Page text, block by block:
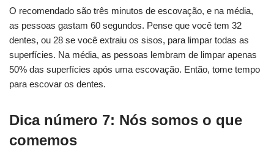
O recomendado são três minutos de escovação, e na média,
as pessoas gastam 60 segundos. Pense que você tem 32
dentes, ou 28 se você extraiu os sisos, para limpar todas as
superfícies. Na média, as pessoas lembram de limpar apenas
50% das superfícies após uma escovação. Então, tome tempo
para escovar os dentes.
Dica número 7: Nós somos o que
comemos